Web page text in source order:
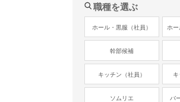
職種を選ぶ
ホール・黒服（社員） ホー
幹部候補
キッチン（社員） キ
ソムリエ バ